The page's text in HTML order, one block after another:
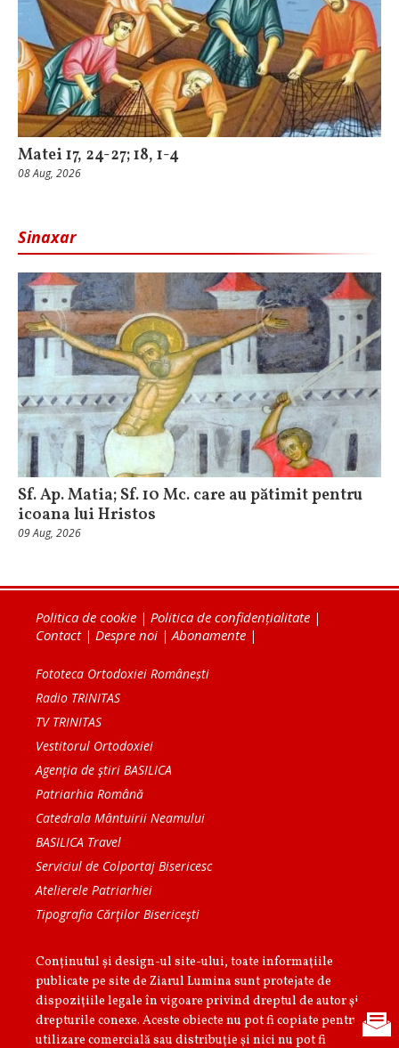
Matei 17, 24-27; 18, 1-4
08 Aug, 2026
Sinaxar
Sf. Ap. Matia; Sf. 10 Mc. care au pătimit pentru
icoana lui Hristos
09 Aug, 2026
Politica de cookie | Politica de confidențialitate |
Contact| Despre noi | Abonamente |
Fototeca Ortodoxiei Românești
Radio TRINITAS
TV TRINITAS
Vestitorul Ortodoxiei
Agenţia de ştiri BASILICA
Patriarhia Română
Catedrala Mântuirii Neamului
BASILICA Travel
Serviciul de Colportaj Bisericesc
Atelierele Patriarhiei
Tipografia Cărţilor Bisericeşti
Conținutul și design-ul site-ului, toate informaţiile
publicate pe site de Ziarul Lumina sunt protejate de
dispoziţiile legale în vigoare privind dreptul de autor şi
drepturile conexe. Aceste obiecte nu pot fi copiate pentru
utilizare comercială sau distribuţie şi nici nu pot fi